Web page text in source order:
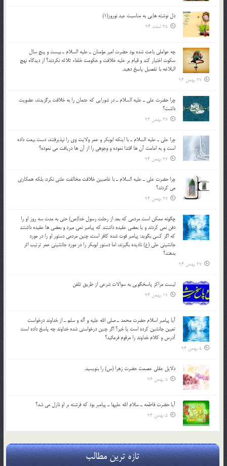
دل نوشته هایی به مناسبت عید نوروز(1)
25 اسفند 94
چه عواملي باعث شده بود حضرت امير مؤمنان ـ عليه السلام ـ بيست و پنج سال
سکوت اختيار کند و قيام بر عليه خلافت و حکومت خلفاء ثلاثه نکردند؟ از ديدگاه نهج
البلاغه با تفصيل پاسخ دهيد.
27 بهمن 94
چرا حضرت علي ـ عليه السلام ـ در شورايي كه عثمان را به خلافت برگزيدند، عضويت
داشت؟
27 بهمن 94
چرا علي ـ عليه السلام ـ با اينكه ابوبكر و عمر ولايت وي را نپذيرفتند، دست بيعت داده
است و به امامت آن ها اقتدا نموده و وجوهي را از آن ها دريافت مي نموده؟
27 بهمن 94
چرا حضرت علي ـ عليه السلام ـ با غاصبين خلافت مخالفت علني نکرد، بلكه همكاري
مي کردند؟
27 بهمن 94
چگونه ممكن است مردمي كه بعد از رحلت رسول خدا(ص) حتی به مدت سه روز او را
دفن نمي كردند و یا بعضي عقيده داشتند كه پيامبر نمي ميرد و بعضي ها عقيده داشتند
كه اگر كسي بگويد: پيامبر فوت شده كافر است، چنین مردمی دستور او را در مورد
جانشيني علي (ع) ناديده بگيرند، اما دستور ابوبكر را در مورد جانشيني عمر ترتیب اثر
بدهند؟
27 بهمن 94
لیست مراکز پاسخگویی به سوالات شرعی از طریق تلفن
19 بهمن 94
آيا پيامبر اسلام حضرت محمد ـ صلي الله عليه و آله و سلم ـ از خداوند درخواست
تعيين جانشين کرده است يا خير؟ اگر چنين درخواستي شده خداوند چه پاسخ داده است
آدرس و کلام خداوند را مرقوم فرمائيد؟
5 بهمن 94
دلايل عقلي عصمت حضرت زهرا (س) را بنويسيد.
5 بهمن 94
آيا حضرت فاطمه ـ سلام الله عليها ـ پيامبر بود كه فرشته بر او نازل مي شد؟
5 بهمن 94
تازه ترین مطالب